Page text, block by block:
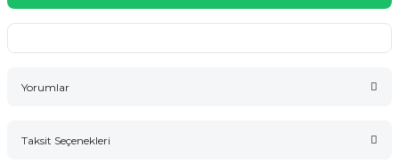
Yorumlar
Taksit Seçenekleri